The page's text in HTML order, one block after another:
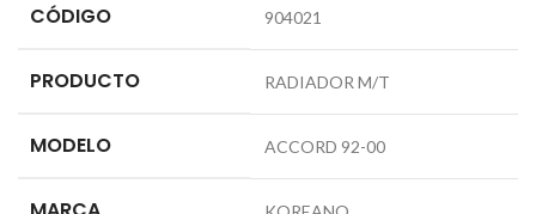
CÓDIGO 904021
PRODUCTO RADIADOR M/T
MODELO ACCORD 92-00